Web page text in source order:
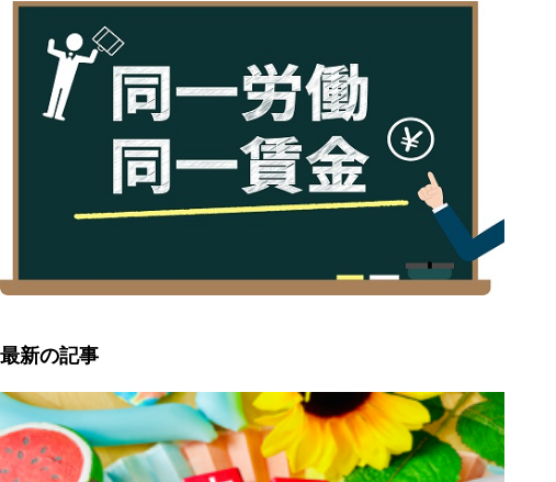
最新の記事